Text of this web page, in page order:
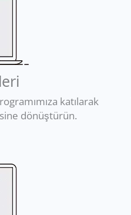
katılarak
dönüştürün.